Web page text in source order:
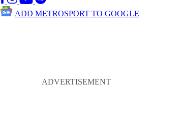
ADD METROSPORT TO GOOGLE